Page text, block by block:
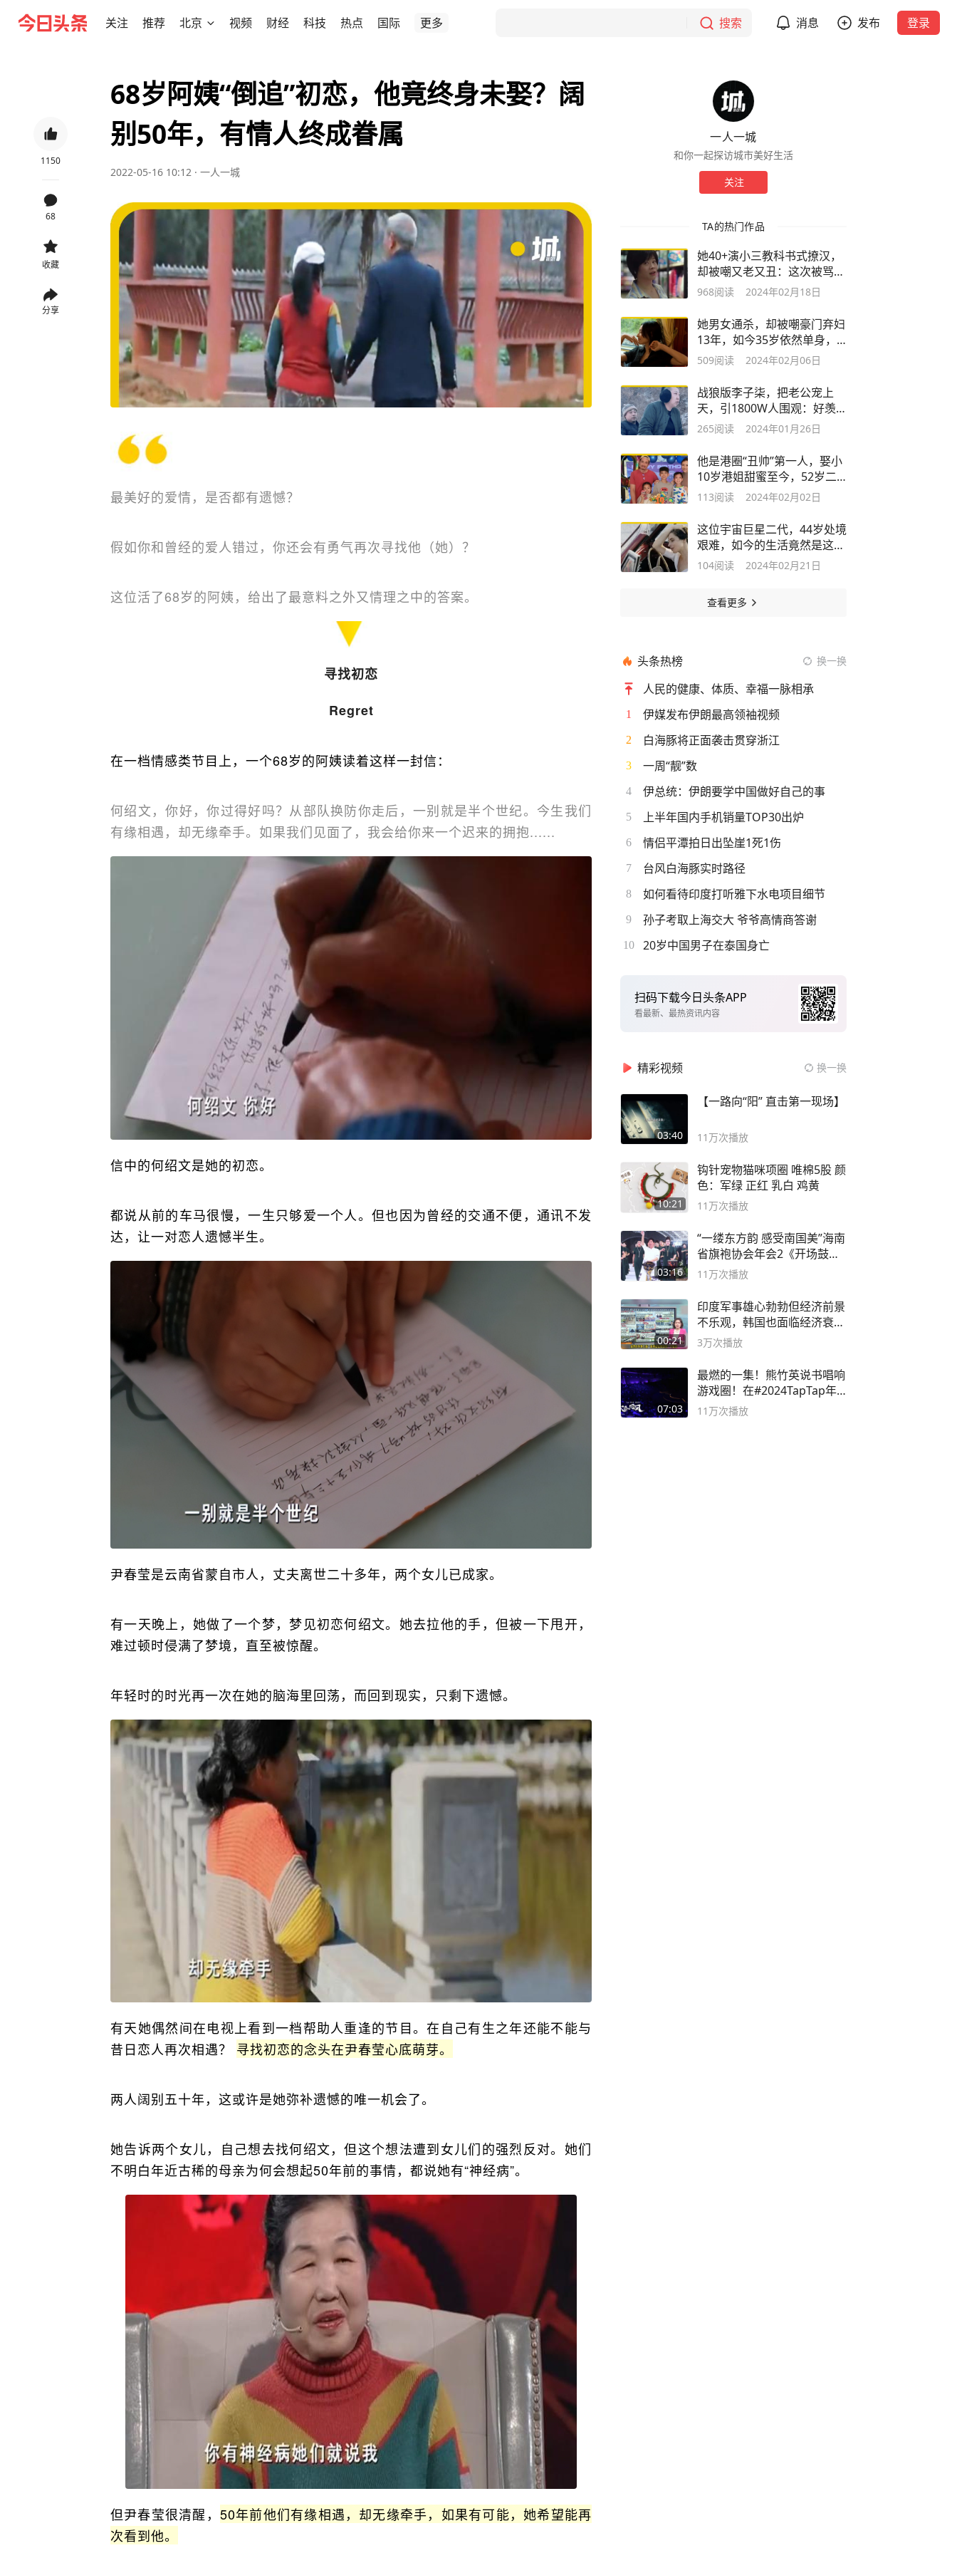
关注 推荐 北京 视频 财经 科技 热点 国际 更多 搜索 消息 发布 登录
1150
68
收藏
分享
68岁阿姨“倒追”初恋，他竟终身未娶？阔
别50年，有情人终成眷属
2022-05-16 10:12 · 一人一城
最美好的爱情，是否都有遗憾？
假如你和曾经的爱人错过，你还会有勇气再次寻找他（她）？
这位活了68岁的阿姨，给出了最意料之外又情理之中的答案。
寻找初恋
Regret
在一档情感类节目上，一个68岁的阿姨读着这样一封信：
何绍文，你好，你过得好吗？从部队换防你走后，一别就是半个世纪。今生我们
有缘相遇，却无缘牵手。如果我们见面了，我会给你来一个迟来的拥抱......
信中的何绍文是她的初恋。
都说从前的车马很慢，一生只够爱一个人。但也因为曾经的交通不便，通讯不发
达，让一对恋人遗憾半生。
尹春莹是云南省蒙自市人，丈夫离世二十多年，两个女儿已成家。
有一天晚上，她做了一个梦，梦见初恋何绍文。她去拉他的手，但被一下甩开，
难过顿时侵满了梦境，直至被惊醒。
年轻时的时光再一次在她的脑海里回荡，而回到现实，只剩下遗憾。
有天她偶然间在电视上看到一档帮助人重逢的节目。在自己有生之年还能不能与
昔日恋人再次相遇？ 寻找初恋的念头在尹春莹心底萌芽。
两人阔别五十年，这或许是她弥补遗憾的唯一机会了。
她告诉两个女儿，自己想去找何绍文，但这个想法遭到女儿们的强烈反对。她们
不明白年近古稀的母亲为何会想起50年前的事情，都说她有“神经病”。
但尹春莹很清醒， 50年前他们有缘相遇，却无缘牵手，如果有可能，她希望能再
次看到他。
一人一城
和你一起探访城市美好生活
关注
TA的热门作品
她40+演小三教科书式撩汉，
却被嘲又老又丑：这次被骂她
实在太冤
968阅读 2024年02月18日
她男女通杀，却被嘲豪门弃妇
13年，如今35岁依然单身，
成最大赢家
509阅读 2024年02月06日
战狼版李子柒，把老公宠上
天，引1800W人围观：好羡
慕她的生命力
265阅读 2024年01月26日
他是港圈“丑帅”第一人，娶小
10岁港姐甜蜜至今，52岁二
封视帝
113阅读 2024年02月02日
这位宇宙巨星二代，44岁处境
艰难，如今的生活竟然是这样
的…
104阅读 2024年02月21日
查看更多
头条热榜 换一换
人民的健康、体质、幸福一脉相承
1 伊媒发布伊朗最高领袖视频
2 白海豚将正面袭击贯穿浙江
3 一周“靓”数
4 伊总统：伊朗要学中国做好自己的事
5 上半年国内手机销量TOP30出炉
6 情侣平潭拍日出坠崖1死1伤
7 台风白海豚实时路径
8 如何看待印度打听雅下水电项目细节
9 孙子考取上海交大 爷爷高情商答谢
10 20岁中国男子在泰国身亡
扫码下载今日头条APP
看最新、最热资讯内容
精彩视频 换一换
03:40
【一路向“阳” 直击第一现场】
11万次播放
10:21
钩针宠物猫咪项圈 唯棉5股 颜
色：军绿 正红 乳白 鸡黄
11万次播放
03:16
“一缕东方韵 感受南国美”海南
省旗袍协会年会2《开场鼓》
二团
11万次播放
00:21
印度军事雄心勃勃但经济前景
不乐观，韩国也面临经济衰退
风险
3万次播放
07:03
最燃的一集！熊竹英说书唱响
游戏圈！在#2024TapTap年
度游戏大赏
11万次播放